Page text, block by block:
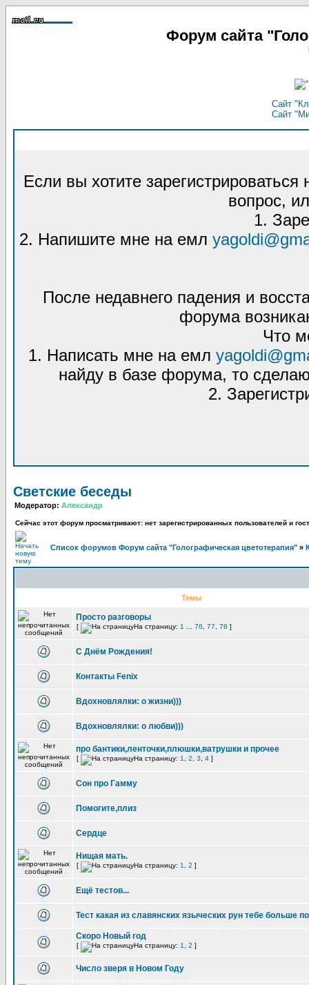
Форум сайта
Сайт
Сайт
Если вы хотите
вопрос,
1.
2. Напишите мне на емл
После недавнего падения и
форума
Что
1. Написать мне на емл
найду в базе форума, то
2.
Светские беседы
Модератор: Александр
Сейчас этот форум просматривают: нет зарегистрированных пользователей и
Список форумов Форум сайта "Голографическая цветотерапия" »
Темы
Просто разговоры
[ На страницу: 1 76 77 78 ]
С Днём Рождения!
Контакты Fenix
Вдохновлялки: о жизни)))
Вдохновлялки: о любви)))
про бантики,ленточки,плюшки,ватрушки и прочее
[ На страницу: 1 2 3 4 ]
Сон про Гамму
Помогите,плиз
Сердце
Нищая мать.
[ На страницу: 1 2 ]
Ещё тестов...
Тест какая из славянских языческих рун тебе больше
Скоро Новый год
[ На страницу: 1 2 ]
Число зверя в Новом Году